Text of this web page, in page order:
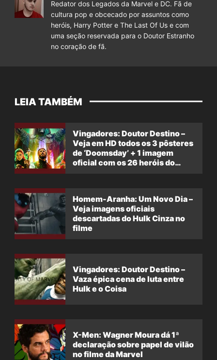
Redator dos Legados da Marvel e DC. Fã de
cultura pop e obcecado por assuntos como
heróis, Harry Potter e The Last Of Us e com
uma seção reservada para o Doutor Estranho
no coração de fã.
LEIA TAMBÉM
Vingadores: Doutor Destino –
Veja em HD todos os 3 pôsteres
de ‘Doomsday’ + 1 imagem
oficial com os 26 heróis do
Homem-Aranha: Um Novo Dia –
Veja imagens oficiais
descartadas do Hulk Cinza no
filme
Vingadores: Doutor Destino –
Vaza épica cena de luta entre
Hulk e o Coisa
X-Men: Wagner Moura dá 1ª
declaração sobre papel de vilão
no filme da Marvel